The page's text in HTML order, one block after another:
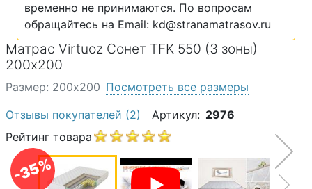
Open submenu (Мебель)
Мебель
Open submenu (Основания)
Основания
Open submenu (Детские матрасы)
Детские матрасы
Open submenu (Детские кровати)
Детские кровати
Open submenu (Шкафы)
Шкафы
О компании
Контакты
временно не принимаются. По вопросам
обращайтесь на Email: kd@stranamatrasov.ru
Матрас Virtuoz Сонет TFK 550 (3 зоны)
200х200
-35%
Размер: 200х200 Посмотреть все размеры
Отзывы покупателей (2) Артикул: 2976
Рейтинг товара